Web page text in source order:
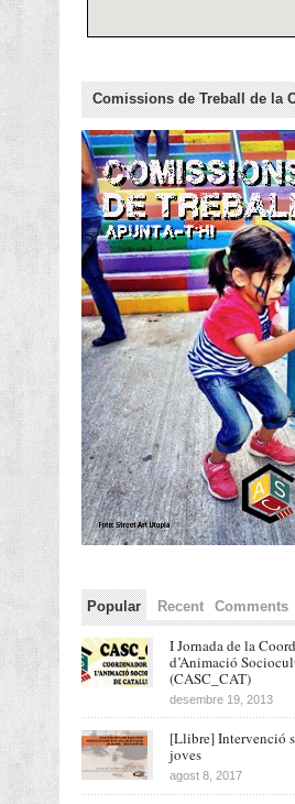
Comissions de Treball de la
Popular Recent Comments
I Jornada de la
d’Animació
(CASC_CAT)
desembre 19, 2013
[Llibre] Intervenció
joves
agost 8, 2017